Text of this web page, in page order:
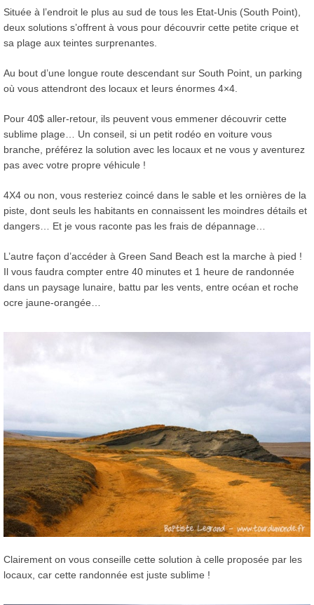
Située à l’endroit le plus au sud de tous les Etat-Unis (South Point),
deux solutions s’offrent à vous pour découvrir cette petite crique et
sa plage aux teintes surprenantes.
Au bout d’une longue route descendant sur South Point, un parking
où vous attendront des locaux et leurs énormes 4×4.
Pour 40$ aller-retour, ils peuvent vous emmener découvrir cette
sublime plage… Un conseil, si un petit rodéo en voiture vous
branche, préférez la solution avec les locaux et ne vous y aventurez
pas avec votre propre véhicule !
4X4 ou non, vous resteriez coincé dans le sable et les ornières de la
piste, dont seuls les habitants en connaissent les moindres détails et
dangers… Et je vous raconte pas les frais de dépannage…
L’autre façon d’accéder à Green Sand Beach est la marche à pied !
Il vous faudra compter entre 40 minutes et 1 heure de randonnée
dans un paysage lunaire, battu par les vents, entre océan et roche
ocre jaune-orangée…
Clairement on vous conseille cette solution à celle proposée par les
locaux, car cette randonnée est juste sublime !